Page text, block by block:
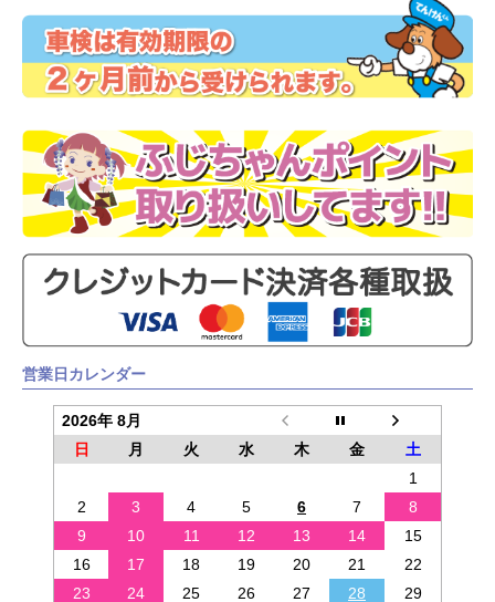
営業日カレンダー
2026年 8月
日
月 火 水 木 金
土
1
2
3 4 5 6 7
8
9
10 11 12 13 14
15
16
17 18 19 20 21
22
23
24 25 26 27 28
29